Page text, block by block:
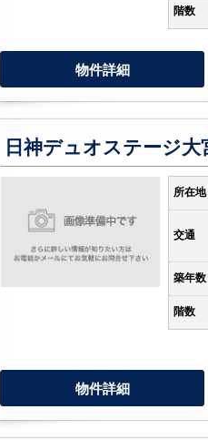
階数
物件詳細
日神デュオステージ大
所在地
交通
築年数
階数
物件詳細